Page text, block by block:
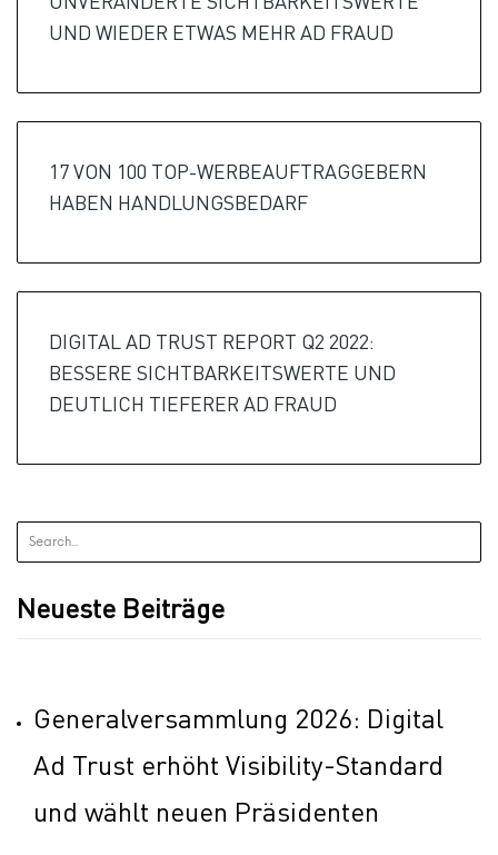
UND WIEDER ETWAS MEHR AD FRAUD
17 VON 100 TOP-WERBEAUFTRAGGEBERN
HABEN HANDLUNGSBEDARF
DIGITAL AD TRUST REPORT Q2 2022:
BESSERE SICHTBARKEITSWERTE UND
DEUTLICH TIEFERER AD FRAUD
Neueste Beiträge
Generalversammlung 2026: Digital
Ad Trust erhöht Visibility-Standard
und wählt neuen Präsidenten